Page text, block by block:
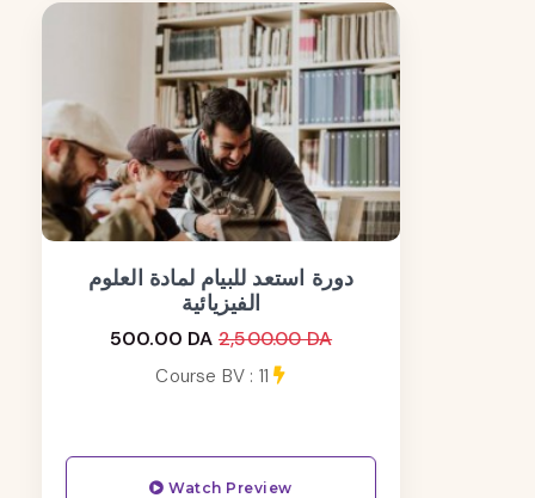
دورة استعد للبيام لمادة العلوم
الفيزيائية
500.00 DA 2,500.00 DA
Course BV : 11
Watch Preview